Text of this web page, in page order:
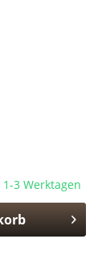
3 Werktagen